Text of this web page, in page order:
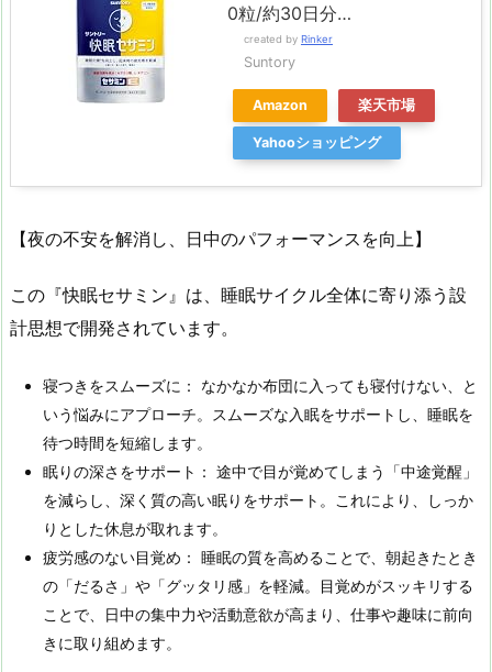
0粒/約30日分…
created by Rinker
Suntory
Amazon 楽天市場
Yahooショッピング
【夜の不安を解消し、日中のパフォーマンスを向上】
この『快眠セサミン』は、睡眠サイクル全体に寄り添う設
計思想で開発されています。
寝つきをスムーズに： なかなか布団に入っても寝付けない、と
いう悩みにアプローチ。スムーズな入眠をサポートし、睡眠を
待つ時間を短縮します。
眠りの深さをサポート： 途中で目が覚めてしまう「中途覚醒」
を減らし、深く質の高い眠りをサポート。これにより、しっか
りとした休息が取れます。
疲労感のない目覚め： 睡眠の質を高めることで、朝起きたとき
の「だるさ」や「グッタリ感」を軽減。目覚めがスッキリする
ことで、日中の集中力や活動意欲が高まり、仕事や趣味に前向
きに取り組めます。